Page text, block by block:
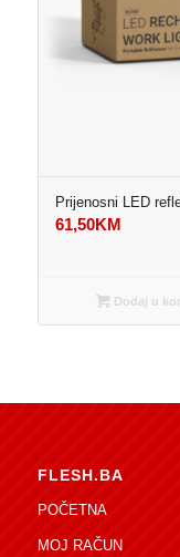
Prijenosni LED
61,50KM
Dodaj u
FLESH.BA
POČETNA
MOJ RAČUN